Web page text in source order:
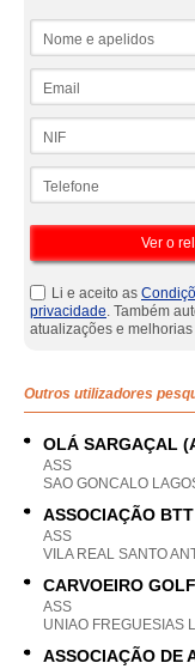
Li e aceito as
privacidade. Também
atualizações e
Outros utilizadores
OLÁ SARGAÇAL
ASS
SAO GONCALO
ASSOCIAÇÃO
ASS
VILA REAL SANTO
CARVOEIRO
ASS
UNIAO FREGUESIAS
ASSOCIAÇÃO DE